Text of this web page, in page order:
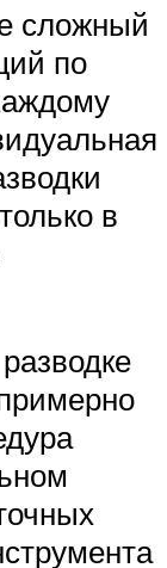
сложный
по
в